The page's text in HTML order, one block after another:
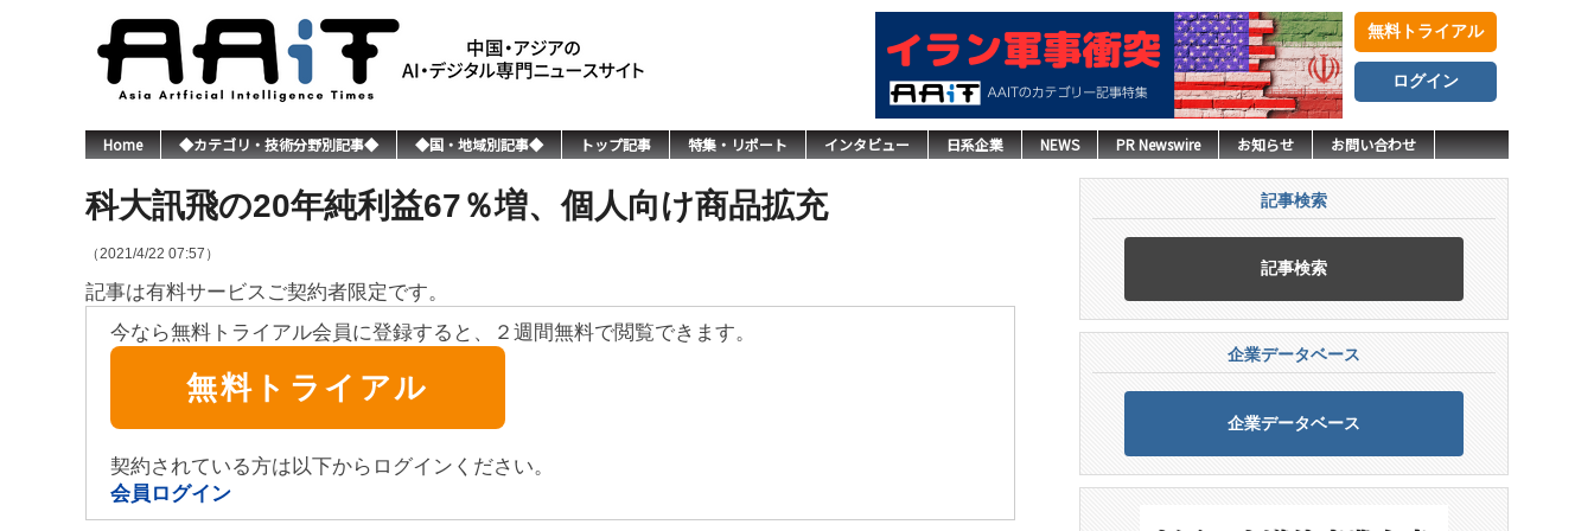
無料トライアル
ログイン
Home ◆カテゴリ・技術分野別記事◆ ◆国・地域別記事◆ トップ記事 特集・リポート インタビュー 日系企業 NEWS PR Newswire お知らせ お問い合わせ
科大訊飛の20年純利益67％増、個人向け商品拡充
（2021/4/22 07:57）
記事は有料サービスご契約者限定です。
今なら無料トライアル会員に登録すると、２週間無料で閲覧できます。
無料トライアル
契約されている方は以下からログインください。
会員ログイン
記事検索
記事検索
企業データベース
企業データベース